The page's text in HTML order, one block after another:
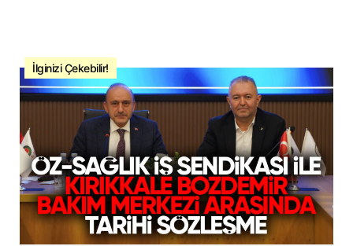
İlginizi Çekebilir!